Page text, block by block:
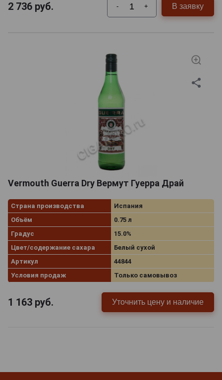
2 736 руб. - + В заявку
Vermouth Guerra Dry Вермут Гуерра Драй
Страна производства
Испания
Объём
0.75 л
Градус
15.0%
Цвет/содержание сахара
Белый сухой
Артикул
44844
Условия продаж
Только самовывоз
1 163 руб. Уточнить цену и наличие